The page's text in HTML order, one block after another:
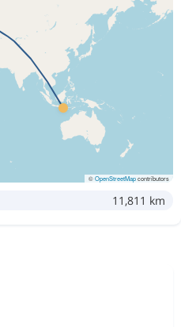
©OpenStreetMapcontributors
11,811 km